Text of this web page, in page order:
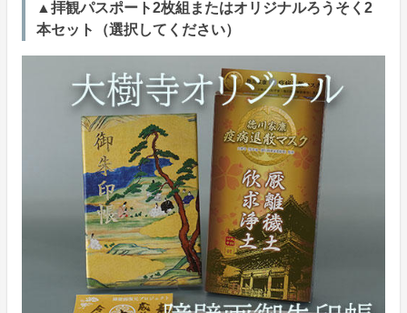
▲拝観パスポート2枚組またはオリジナルろうそく2
本セット（選択してください）